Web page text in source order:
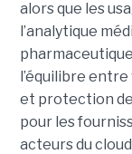
alors que les
l’analytique
l’équilibre
et protection
pour les
acteurs du